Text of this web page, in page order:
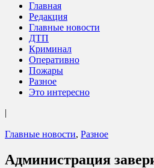
Главная
Редакция
Главные новости
ДТП
Криминал
Оперативно
Пожары
Разное
Это интересно
|
Главные новости, Разное
Администрация